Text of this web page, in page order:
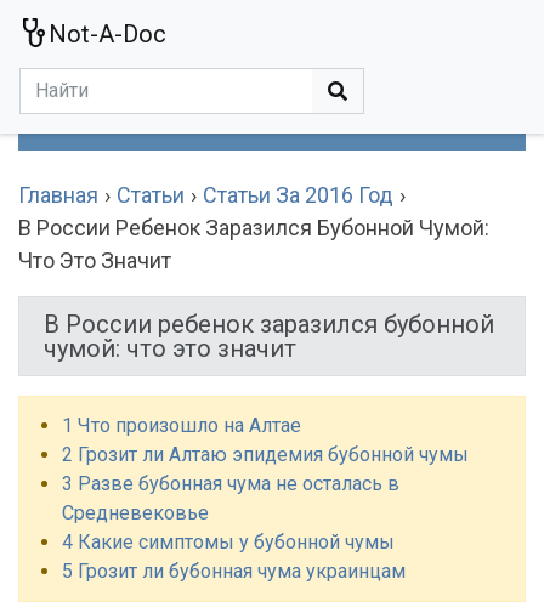
Not-A-Doc
Главная Статьи
Статьи За 2016 Год
В России Ребенок Заразился Бубонной Чумой:
Что Это Значит
В России ребенок заразился бубонной
чумой: что это значит
1 Что произошло на Алтае
2 Грозит ли Алтаю эпидемия бубонной чумы
3 Разве бубонная чума не осталась в
Средневековье
4 Какие симптомы у бубонной чумы
5 Грозит ли бубонная чума украинцам